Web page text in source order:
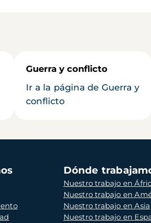
Guerra y conflicto
Ir a la página de Guerra y
conflicto
Dónde
Nuestro trabajo en
Nuestro trabajo en
Nuestro trabajo en Asia
Nuestro trabajo en